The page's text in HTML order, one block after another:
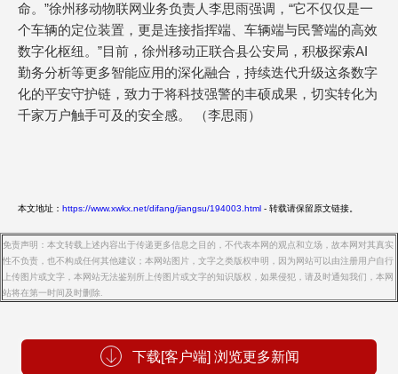
命。”徐州移动物联网业务负责人李思雨强调，“它不仅仅是一
个车辆的定位装置，更是连接指挥端、车辆端与民警端的高效
数字化枢纽。”目前，徐州移动正联合县公安局，积极探索AI
勤务分析等更多智能应用的深化融合，持续迭代升级这条数字
化的平安守护链，致力于将科技强警的丰硕成果，切实转化为
千家万户触手可及的安全感。 （李思雨）
本文地址： https://www.xwkx.net/difang/jiangsu/194003.html - 转载请保留原文链接。
免责声明：本文转载上述内容出于传递更多信息之目的，不代表本网的观点和立场，故本网对其真实
性不负责，也不构成任何其他建议；本网站图片，文字之类版权申明，因为网站可以由注册用户自行
上传图片或文字，本网站无法鉴别所上传图片或文字的知识版权，如果侵犯，请及时通知我们，本网
站将在第一时间及时删除.
下载[客户端] 浏览更多新闻